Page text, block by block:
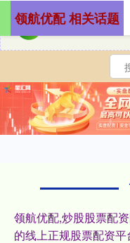
领航优配,炒股股票配
的线上正规股票配资
领航优配 相关话题